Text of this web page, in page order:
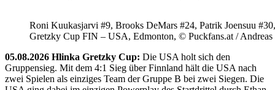
Roni Kuukasjarvi #9, Brooks DeMars #24, Patrik Joensuu
Gretzky Cup FIN – USA, Edmonton, © Puckfans.at / Andreas
05.08.2026 Hlinka Gretzky Cup: Die USA holt sich den
Gruppensieg. Mit dem 4:1 Sieg über Finnland hält die USA nach
zwei Spielen als einziges Team der Gruppe B bei zwei Siegen. Die